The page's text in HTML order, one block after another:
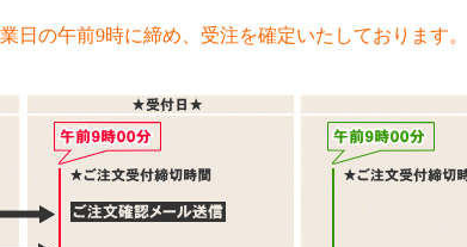
日の午前9時に締め、受注を確定いたしております。